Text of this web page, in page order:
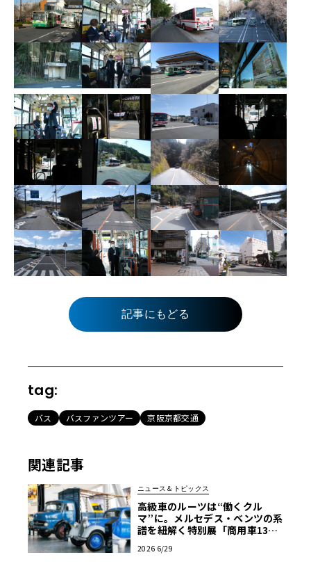
記事にもどる
tag:
バス バスファンツアー 京阪京都交通
関連記事
ニュース＆トピックス
高級車のルーツは“働くクル
マ”に。メルセデス・ベンツの系
譜を紐解く特別展「商用車130
2026 6/29